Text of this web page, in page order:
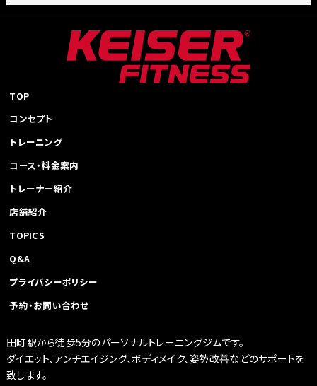
TOP
コンセプト
トレーニング
コース・料金案内
トレーナー紹介
店舗紹介
TOPICS
Q&A
プライバシーポリシー
予約・お問い合わせ
田町駅から徒歩5分のパーソナルトレーニングジムです。
ダイエット、アンチエイジング、ボディメイク、姿勢改善などのサポートを
致します。